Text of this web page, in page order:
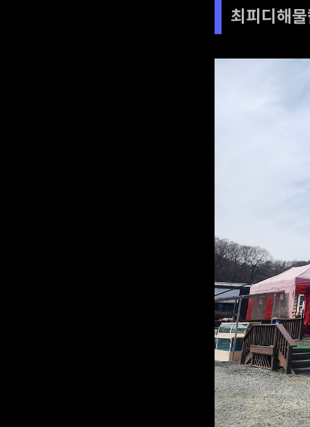
최피디해